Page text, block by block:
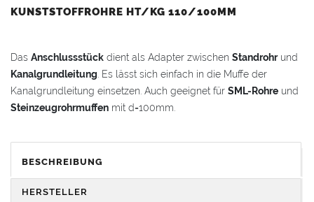
KUNSTSTOFFROHRE HT/KG 110/100MM
Das Anschlussstück dient als Adapter zwischen Standrohrund
Kanalgrundleitung . Es lässt sich einfach in die Muffe der
Kanalgrundleitung einsetzen. Auch geeignet für SML-Rohre und
Steinzeugrohrmuffen mit d=100mm.
Vorteile:
Stahlrohremit hoher Stabilität und Stoßfestigkeit
inkl. Muffe für problemlosen Anschluss an das 110mm KG-
Rohr
BESCHREIBUNG
HERSTELLER